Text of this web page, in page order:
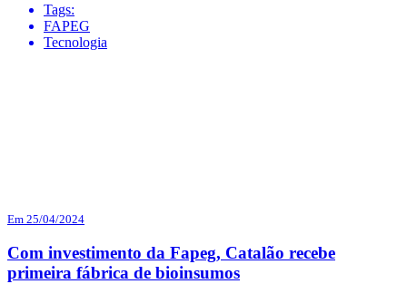
Tags:
FAPEG
Tecnologia
Em 25/04/2024
Com investimento da Fapeg, Catalão recebe
primeira fábrica de bioinsumos